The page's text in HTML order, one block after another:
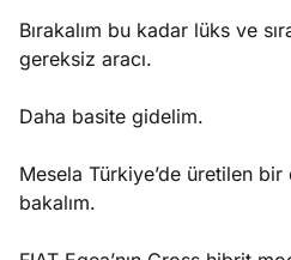
Bırakalım bu kadar lüks ve
gereksiz aracı.
Daha basite gidelim.
Mesela Türkiye’de üretilen
bakalım.